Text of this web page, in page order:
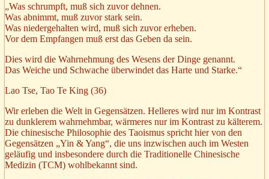
„Was schrumpft, muß sich zuvor dehnen.
Was abnimmt, muß zuvor stark sein.
Was niedergehalten wird, muß sich zuvor erheben.
Vor dem Empfangen muß erst das Geben da sein.
Dies wird die Wahrnehmung des Wesens der Dinge genannt.
Das Weiche und Schwache überwindet das Harte und Starke.“
Lao Tse, Tao Te King (36)
Wir erleben die Welt in Gegensätzen. Helleres wird nur im Kontrast
zu dunklerem wahrnehmbar, wärmeres nur im Kontrast zu kälterem.
Die chinesische Philosophie des Taoismus spricht hier von den
Gegensätzen „Yin & Yang“, die uns inzwischen auch im Westen
geläufig und insbesondere durch die Traditionelle Chinesische
Medizin (TCM) wohlbekannt sind.